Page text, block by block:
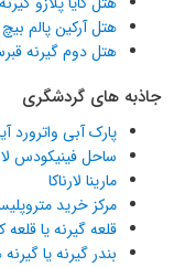
هتل آرکین پالم
هتل دوم گیرنه
جاذبه های گردشگری
پارک آبی واترورد
ساحل فینیکودس
مارینا لارناکا
مرکز خرید
قلعه گیرنه یا قلعه
بندر گیرنه یا گیرنه